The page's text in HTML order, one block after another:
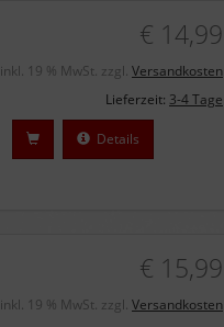
€ 14,99
inkl. 19 % MwSt. zzgl. Versandkosten
Lieferzeit: 3-4 Tage
Details
€ 15,99
inkl. 19 % MwSt. zzgl. Versandkosten